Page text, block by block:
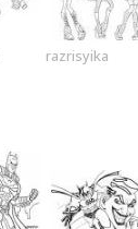
razrisyika